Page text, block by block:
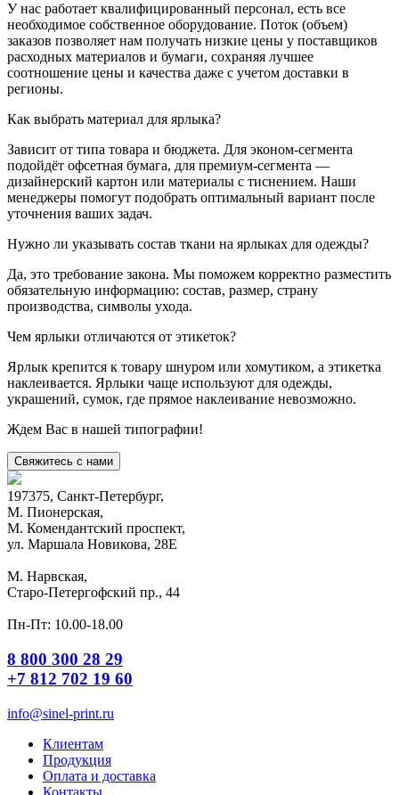
У нас работает квалифицированный персонал, есть все
необходимое собственное оборудование. Поток (объем)
заказов позволяет нам получать низкие цены у поставщиков
расходных материалов и бумаги, сохраняя лучшее
соотношение цены и качества даже с учетом доставки в
регионы.
Как выбрать материал для ярлыка?
Зависит от типа товара и бюджета. Для эконом-сегмента
подойдёт офсетная бумага, для премиум-сегмента —
дизайнерский картон или материалы с тиснением. Наши
менеджеры помогут подобрать оптимальный вариант после
уточнения ваших задач.
Нужно ли указывать состав ткани на ярлыках для одежды?
Да, это требование закона. Мы поможем корректно разместить
обязательную информацию: состав, размер, страну
производства, символы ухода.
Чем ярлыки отличаются от этикеток?
Ярлык крепится к товару шнуром или хомутиком, а этикетка
наклеивается. Ярлыки чаще используют для одежды,
украшений, сумок, где прямое наклеивание невозможно.
Ждем Вас в нашей типографии!
Свяжитесь с нами
197375, Санкт-Петербург,
М. Пионерская,
М. Комендантский проспект,
ул. Маршала Новикова, 28Е
М. Нарвская,
Старо-Петергофский пр., 44
Пн-Пт: 10.00-18.00
8 800 300 28 29
+7 812 702 19 60
info@sinel-print.ru
Клиентам
Продукция
Оплата и доставка
Контакты